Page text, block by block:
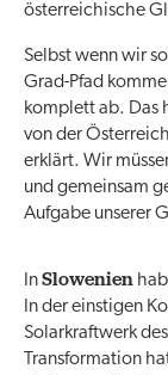
österreichische
Selbst wenn wir
Grad-Pfad
komplett ab. Das
von der
erklärt. Wir
und gemeinsam
Aufgabe unserer
InSlowenien
In der einstigen
Solarkraftwerk
Transformation